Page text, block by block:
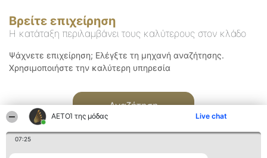
ΑΕΤΟΊ της μόδας Live chat
07:25
Βρείτε επιχείρηση
Η κατάταξη περιλαμβάνει τους καλύτερους στον κλάδο
Ψάχνετε επιχείρηση; Ελέγξτε τη μηχανή αναζήτησης.
Χρησιμοποιήστε την καλύτερη υπηρεσία
Αναζήτηση